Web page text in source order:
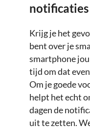
Krijg je het
bent over je
smartphone
tijd om dat
Om je goede
helpt het echt
dagen de
uit te zetten.